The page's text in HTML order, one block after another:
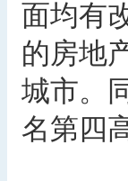
面均有
的房地
城市。
名第四